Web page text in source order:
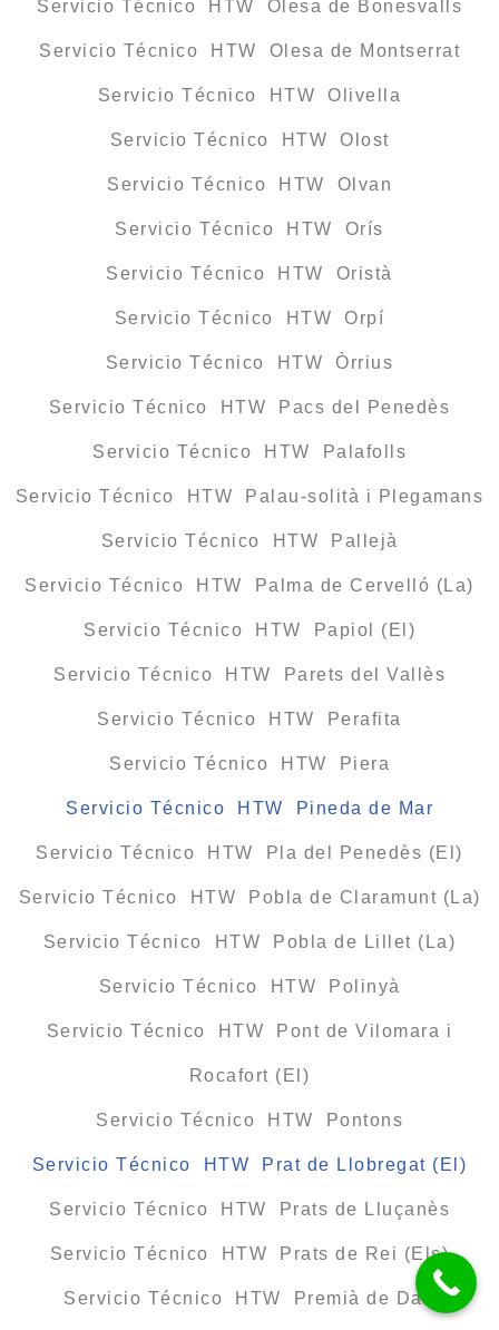
Servicio Técnico HTW Olesa de Bonesvalls
Servicio Técnico HTW Olesa de Montserrat
Servicio Técnico HTW Olivella
Servicio Técnico HTW Olost
Servicio Técnico HTW Olvan
Servicio Técnico HTW Orís
Servicio Técnico HTW Oristà
Servicio Técnico HTW Orpí
Servicio Técnico HTW Òrrius
Servicio Técnico HTW Pacs del Penedès
Servicio Técnico HTW Palafolls
Servicio Técnico HTW Palau-solità i Plegamans
Servicio Técnico HTW Pallejà
Servicio Técnico HTW Palma de Cervelló (La)
Servicio Técnico HTW Papiol (El)
Servicio Técnico HTW Parets del Vallès
Servicio Técnico HTW Perafita
Servicio Técnico HTW Piera
Servicio Técnico HTW Pineda de Mar
Servicio Técnico HTW Pla del Penedès (El)
Servicio Técnico HTW Pobla de Claramunt (La)
Servicio Técnico HTW Pobla de Lillet (La)
Servicio Técnico HTW Polinyà
Servicio Técnico HTW Pont de Vilomara i
Rocafort (El)
Servicio Técnico HTW Pontons
Servicio Técnico HTW Prat de Llobregat (El)
Servicio Técnico HTW Prats de Lluçanès
Servicio Técnico HTW Prats de Rei (Els)
Servicio Técnico HTW Premià de Dalt